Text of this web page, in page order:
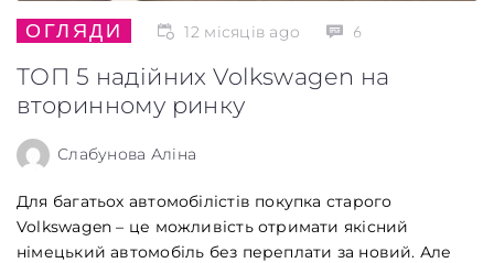
ОГЛЯДИ 12 місяців ago 6
ТОП 5 надійних Volkswagen на
вторинному ринку
Слабунова Аліна
Для багатьох автомобілістів покупка старого
Volkswagen – це можливість отримати якісний
німецький автомобіль без переплати за новий. Але